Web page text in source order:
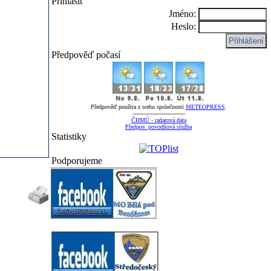
Jméno:
Heslo:
Předpověď počasí
Předpověď použita z webu společnosti METEOPRESS
-----------------------------
ČHMÚ - radarová data
Předpov. povodňová služba
Statistiky
Podporujeme